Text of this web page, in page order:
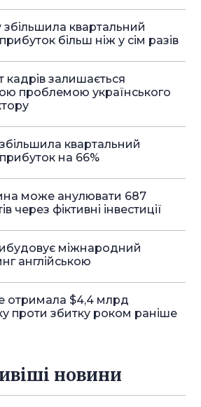
збільшила квартальний
більш ніж у сім разів
кадрів залишається
проблемою українського
квартальний
на 66%
може анулювати 687
через фіктивні інвестиції
міжнародний
англійською
отримала $4,4 млрд
проти збитку роком раніше
новини